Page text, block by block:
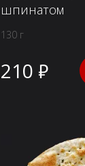
шпинатом
130 г
210 ₽